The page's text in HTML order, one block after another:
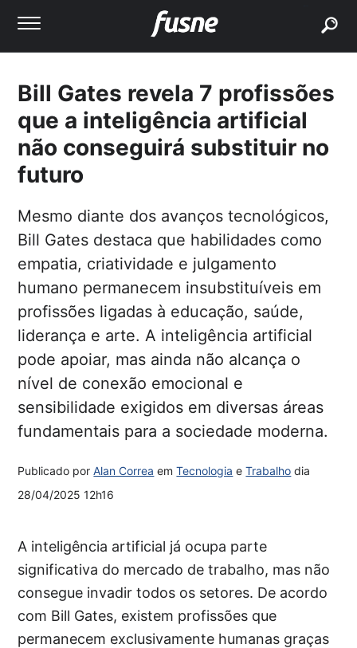
Bill Gates revela 7 profissões
que a inteligência artificial
não conseguirá substituir no
futuro
Mesmo diante dos avanços tecnológicos,
Bill Gates destaca que habilidades como
empatia, criatividade e julgamento
humano permanecem insubstituíveis em
profissões ligadas à educação, saúde,
liderança e arte. A inteligência artificial
pode apoiar, mas ainda não alcança o
nível de conexão emocional e
sensibilidade exigidos em diversas áreas
fundamentais para a sociedade moderna.
Publicado porAlan Correa emTecnologia eTrabalho dia
28/04/2025 12h16
A inteligência artificial já ocupa parte
significativa do mercado de trabalho, mas não
consegue invadir todos os setores. De acordo
com Bill Gates, existem profissões que
permanecem exclusivamente humanas graças